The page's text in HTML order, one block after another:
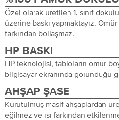
Özel olarak üretilen 1. sınıf
üzerine baskı yapmaktayız.
farkından bollaşmaz.
HP BASKI
HP teknolojisi, tabloların ömür
bilgisayar ekranında göründüğü
AHŞAP ŞASE
Kurutulmuş masif ahşaplardan
eğilmez ve ısı farkından